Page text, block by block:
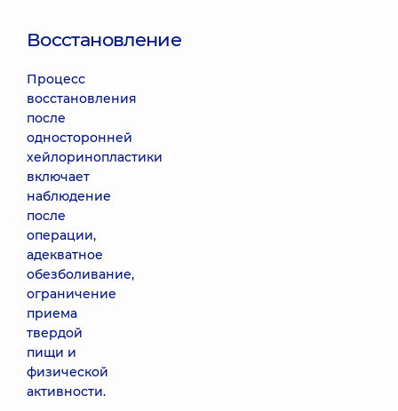
Восстановление
Процесс
восстановления
после
односторонней
хейлоринопластики
включает
наблюдение
после
операции,
адекватное
обезболивание,
ограничение
приема
твердой
пищи и
физической
активности.